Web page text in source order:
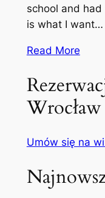
school and had
is what I want…
Read More
Wrocław
Umów się na